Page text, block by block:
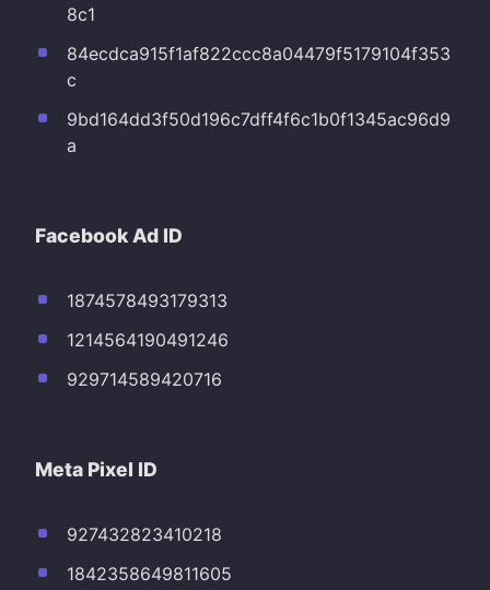
8c1
84ecdca915f1af822ccc8a04479f5179104f353
c
9bd164dd3f50d196c7dff4f6c1b0f1345ac96d9
a
Facebook Ad ID
1874578493179313
1214564190491246
929714589420716
Meta Pixel ID
927432823410218
1842358649811605